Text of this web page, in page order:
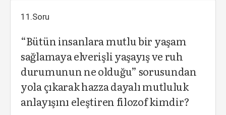
11.Soru
“Bütün insanlara mutlu bir yaşam
sağlamaya elverişli yaşayış ve ruh
durumunun ne olduğu” sorusundan
yola çıkarak hazza dayalı mutluluk
anlayışını eleştiren filozof kimdir?